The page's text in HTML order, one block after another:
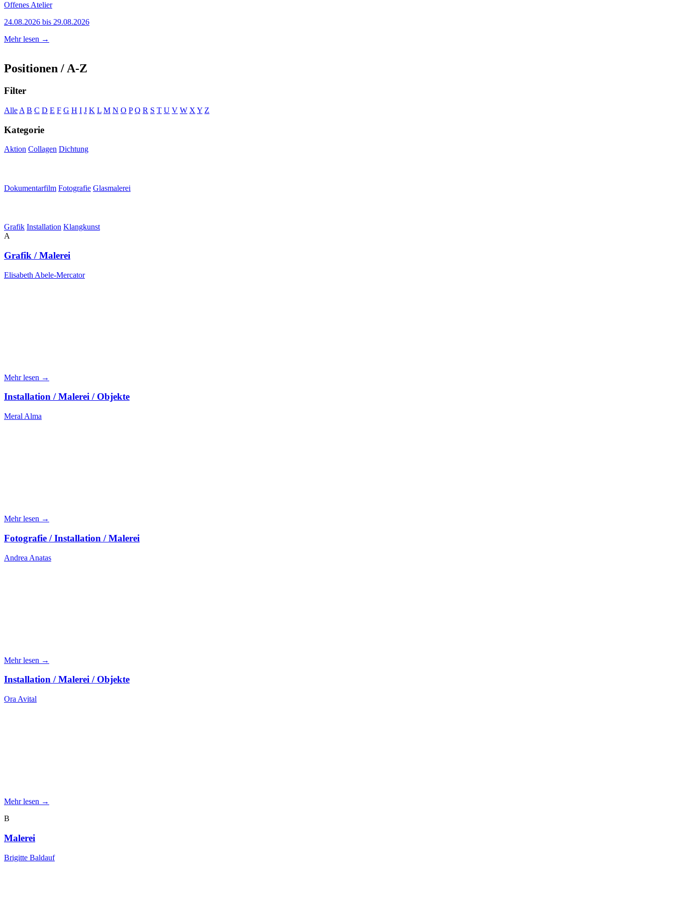
Offenes Atelier
24.08.2026 bis 29.08.2026
Mehr lesen →
Positionen / A-Z
Filter
Alle A B C D E F G H I J K L M N O P Q R S T U V W X Y Z
Kategorie
Aktion Collagen Dichtung
Dokumentarfilm Fotografie Glasmalerei
Grafik Installation Klangkunst
A
Grafik / Malerei
Elisabeth Abele-Mercator
Mehr lesen →
Installation / Malerei / Objekte
Meral Alma
Mehr lesen →
Fotografie / Installation / Malerei
Andrea Anatas
Mehr lesen →
Installation / Malerei / Objekte
Ora Avital
Mehr lesen →
B
Malerei
Brigitte Baldauf